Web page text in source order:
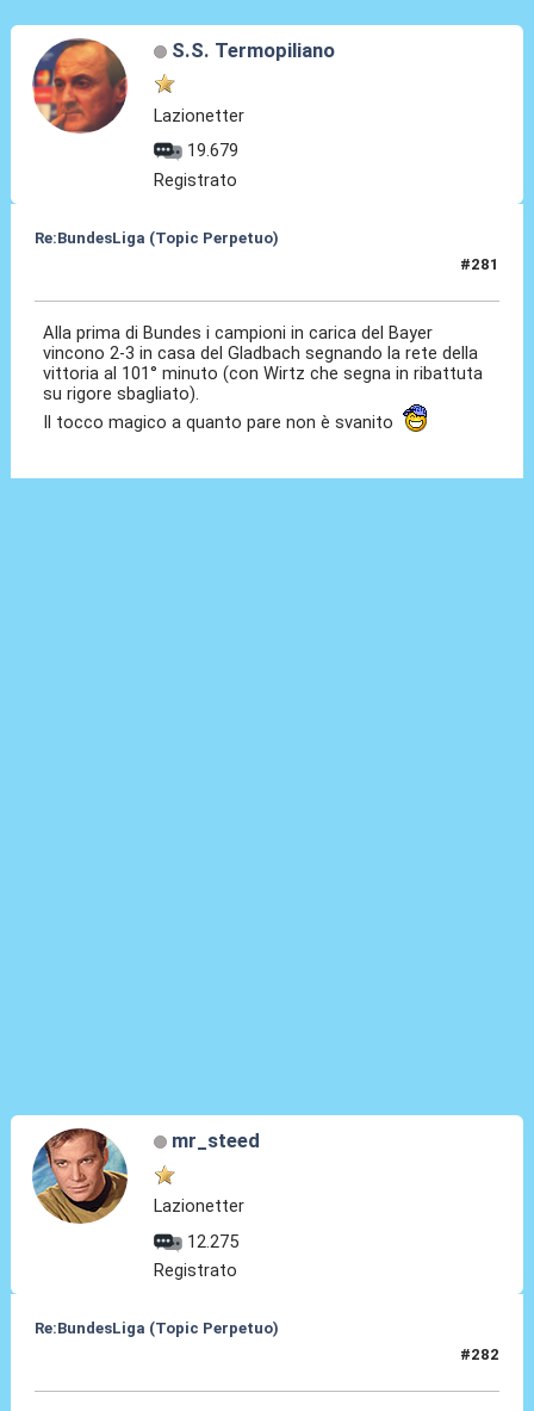
S.S. Termopiliano
Lazionetter
19.679
Registrato
Re:BundesLiga (Topic Perpetuo)
#281
Alla prima di Bundes i campioni in carica del Bayer
vincono 2-3 in casa del Gladbach segnando la rete della
vittoria al 101° minuto (con Wirtz che segna in ribattuta
su rigore sbagliato).
Il tocco magico a quanto pare non è svanito
mr_steed
Lazionetter
12.275
Registrato
Re:BundesLiga (Topic Perpetuo)
#282